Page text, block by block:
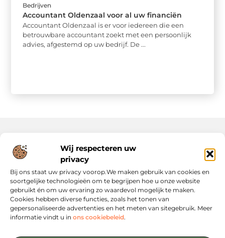
Wij respecteren uw
privacy
Bij ons staat uw privacy voorop.We maken gebruik van cookies en
soortgelijke technologieën om te begrijpen hoe u onze website
gebruikt én om uw ervaring zo waardevol mogelijk te maken.
Cookies hebben diverse functies, zoals het tonen van
gepersonaliseerde advertenties en het meten van sitegebruik. Meer
informatie vindt u in ons cookiebeleid.
Bedrijven
Accountant Oldenzaal voor al uw financiën
Accountant Oldenzaal is er voor iedereen die een
betrouwbare accountant zoekt met een persoonlijk
advies, afgestemd op uw bedrijf. De ...
Onze informatie